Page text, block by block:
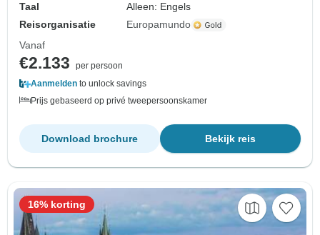
Taal
Alleen: Engels
Reisorganisatie
Europamundo
Vanaf
€2.133
per persoon
Aanmelden to unlock savings
Prijs gebaseerd op privé tweepersoonskamer
Bekijk reis
Download brochure
16% korting